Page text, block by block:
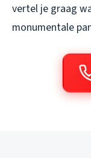
vertel je graag
monumentale